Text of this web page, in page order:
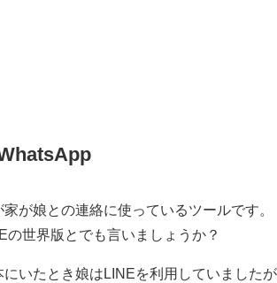
家が娘との連絡に使っているツールです。
の世界版とでも言いましょうか？
にいたとき娘はLINEを利用していました